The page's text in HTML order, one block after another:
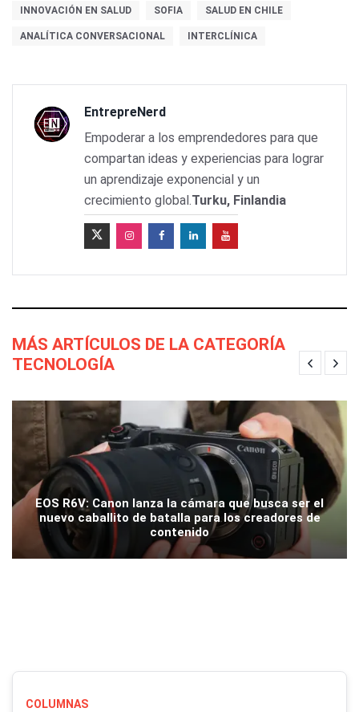
INNOVACIÓN EN SALUD SOFIA SALUD EN CHILE
ANALÍTICA CONVERSACIONAL INTERCLÍNICA
EntrepreNerd
Empoderar a los emprendedores para que
compartan ideas y experiencias para lograr
un aprendizaje exponencial y un
crecimiento global.Turku, Finlandia
MÁS ARTÍCULOS DE LA CATEGORÍA
TECNOLOGÍA
EOS R6V: Canon lanza la cámara que busca ser el
nuevo caballito de batalla para los creadores de
contenido
COLUMNAS